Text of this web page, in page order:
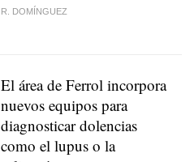
R. DOMÍNGUEZ
El área de Ferrol incorpora
nuevos equipos para
diagnosticar dolencias
como el lupus o la